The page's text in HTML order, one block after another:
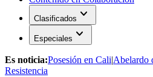
Clasificados expand_more
Especiales expand_more
Es noticia:Posesión en Cali|Abelardo
Resistencia